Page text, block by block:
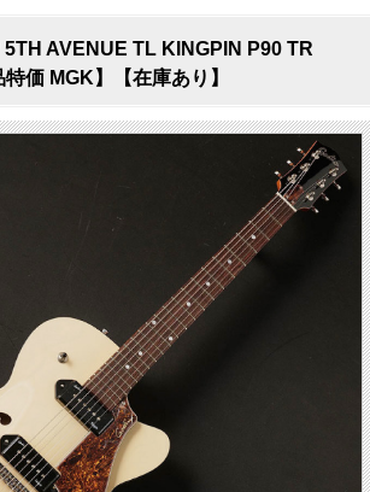
AVENUE TL KINGPIN P90 TR
価 MGK】【在庫あり】